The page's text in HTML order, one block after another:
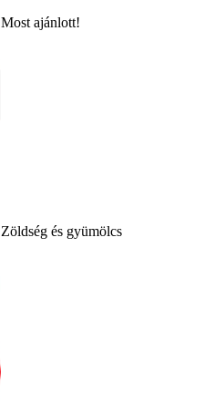
Most ajánlott!
Zöldség és gyümölcs